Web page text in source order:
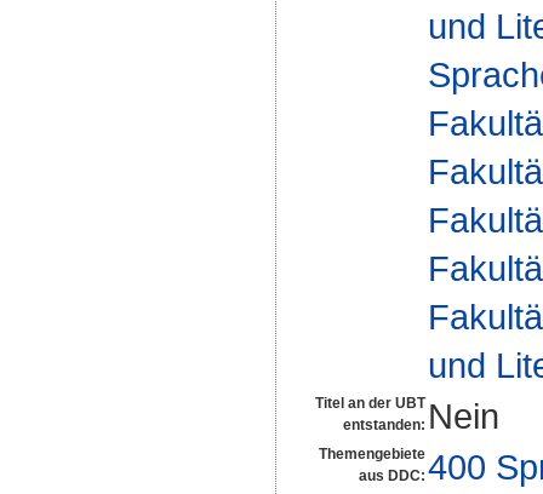
und
und
Titel an der UBT
entstanden: Nein
Themengebiete
aus DDC: 400